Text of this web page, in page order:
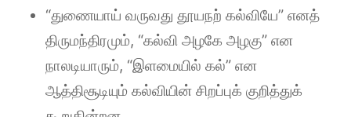
“துணையாய் வருவது தூயநற் கல்வியே” எனத்
திருமந்திரமும், “கல்வி அழகே அழகு” என
நாலடியாரும், “இளமையில் கல்” என
ஆத்திசூடியும் கல்வியின் சிறப்புக் குறித்துக்